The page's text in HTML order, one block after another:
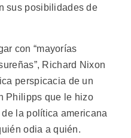
sus posibilidades de
con “mayorías
Richard Nixon
perspicacia de un
Philipps que le hizo
de la política americana
odia a quién.